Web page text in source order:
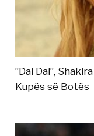
”Dai Dai”,
Kupës së Botës